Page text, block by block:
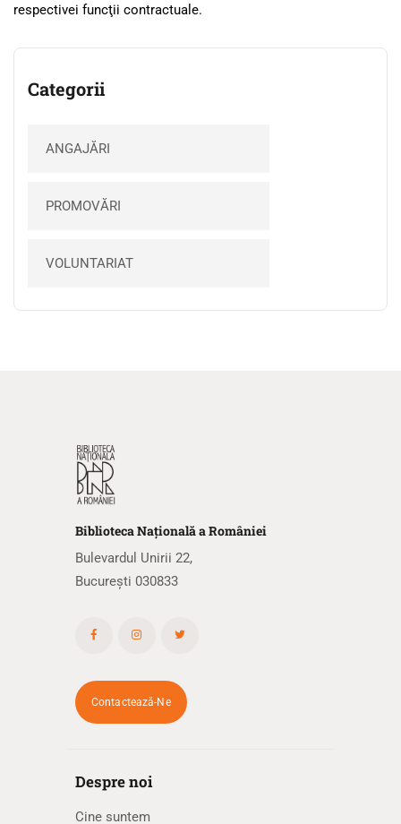
respectivei funcţii contractuale.
Categorii
ANGAJĂRI
PROMOVĂRI
VOLUNTARIAT
BibliotecaNaționalăa României
Bulevardul Unirii 22,
București 030833
Contactează-Ne
Despre noi
Cine suntem